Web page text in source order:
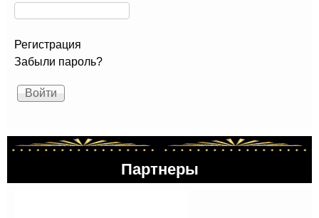
Регистрация
Забыли пароль?
Партнеры